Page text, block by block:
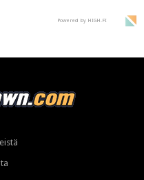
Powered by HIGH.FI